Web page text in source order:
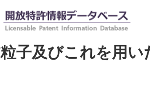
子及びこれを用